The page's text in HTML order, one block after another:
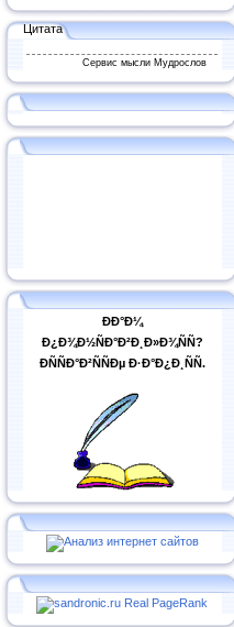
Цитата
Сервис мысли Мудрослов
ÐÐ°Ð¼
Ð¿Ð¾Ð½ÑÐ°Ð²Ð¸Ð»Ð¾ÑÑ?
ÐÑÑÐ°Ð²ÑÑÐµ Ð·Ð°Ð¿Ð¸ÑÑ.